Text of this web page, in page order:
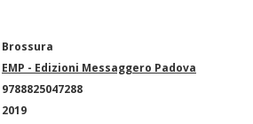
Brossura
EMP - Edizioni Messaggero Padova
9788825047288
2019